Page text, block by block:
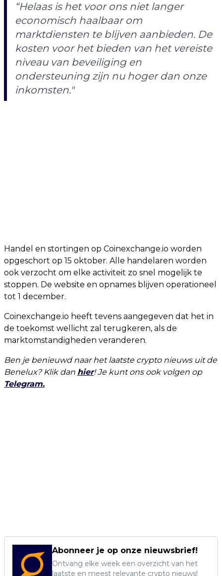
“Helaas is het voor ons niet langer
economisch haalbaar om
marktdiensten te blijven aanbieden. De
kosten voor het bieden van het vereiste
niveau van beveiliging en
ondersteuning zijn nu hoger dan onze
inkomsten."
Handel en stortingen op Coinexchange.io worden
opgeschort op 15 oktober. Alle handelaren worden
ook verzocht om elke activiteit zo snel mogelijk te
stoppen. De website en opnames blijven operationeel
tot 1 december.
Coinexchange.io heeft tevens aangegeven dat het in
de toekomst wellicht zal terugkeren, als de
marktomstandigheden veranderen.
Ben je benieuwd naar het laatste crypto nieuws uit de
Benelux? Klik dan hier! Je kunt ons ook volgen op
Telegram.
Abonneer je op onze nieuwsbrief!
Ontvang elke week een overzicht van het
laatste en meest relevante crypto nieuws!